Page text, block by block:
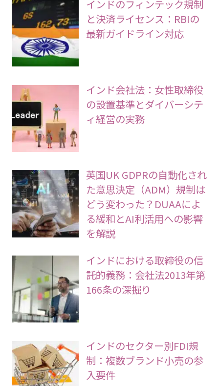
インドのフィンテック規制
と決済ライセンス：RBIの
最新ガイドライン対応
インド会社法：女性取締役
の設置基準とダイバーシテ
ィ経営の実務
英国UK GDPRの自動化され
た意思決定（ADM）規制は
どう変わった？DUAAによ
る緩和とAI利活用への影響
を解説
インドにおける取締役の信
託的義務：会社法2013年第
166条の深掘り
インドのセクター別FDI規
制：複数ブランド小売の参
入要件